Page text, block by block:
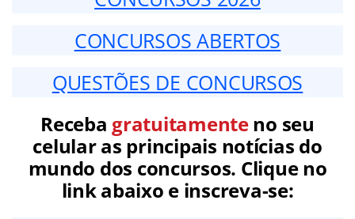
CONCURSOS ABERTOS
QUESTÕES DE CONCURSOS
Receba gratuitamenteno seu
celular as principais notícias do
mundo dos concursos. Clique no
link abaixo e inscreva-se: